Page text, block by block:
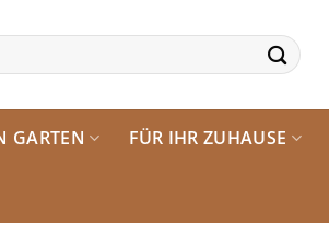
GARTEN FÜR IHR ZUHAUSE